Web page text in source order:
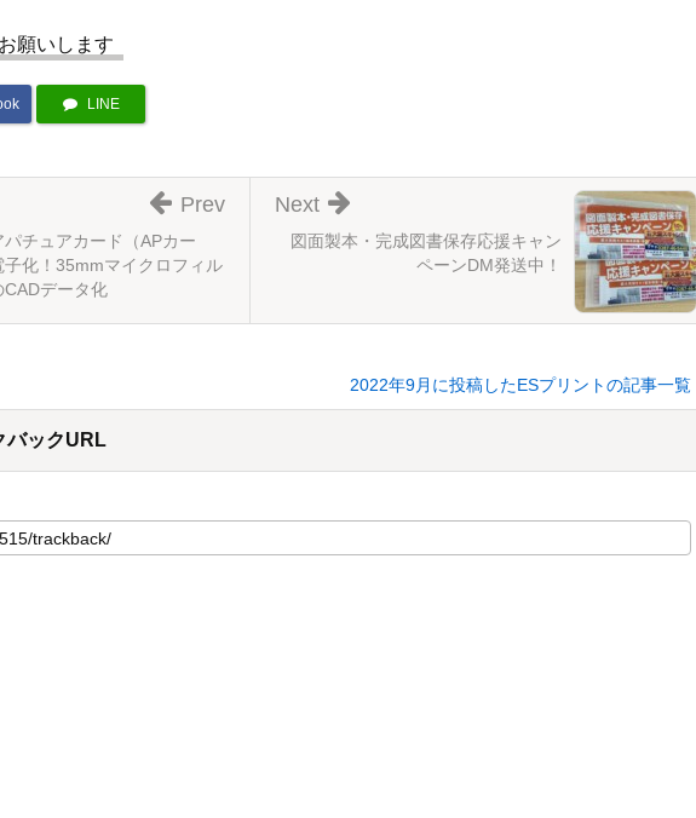
願いします
LINE
図面製本・完成図書保存応援キャン
ペーンDM発送中！
Next
チュアカード（APカー
子化！35mmマイクロフィル
CADデータ化
Prev
2022年9月に投稿したESプリントの記事一覧
バックURL